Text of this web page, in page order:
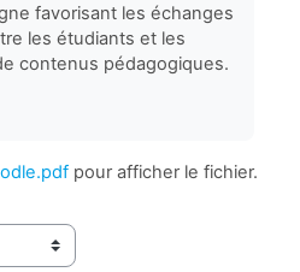
favorisant les échanges
les étudiants et les
contenus pédagogiques.
pour afficher le fichier.